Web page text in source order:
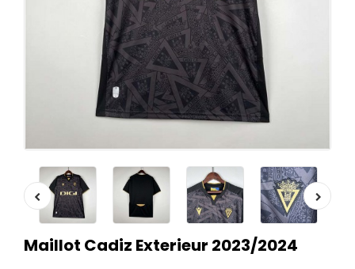
Maillot Cadiz Exterieur 2023/2024